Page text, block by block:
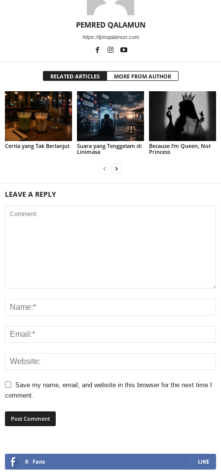
PEMRED QALAMUN
https://lpmqalamun.com
RELATED ARTICLES MORE FROM AUTHOR
Cerita yang Tak Berlanjut
Suara yang Tenggelam di
Linimasa
Because I’m Queen, Not
Princess
LEAVE A REPLY
Save my name, email, and website in this browser for the next time I
comment.
0 Fans LIKE